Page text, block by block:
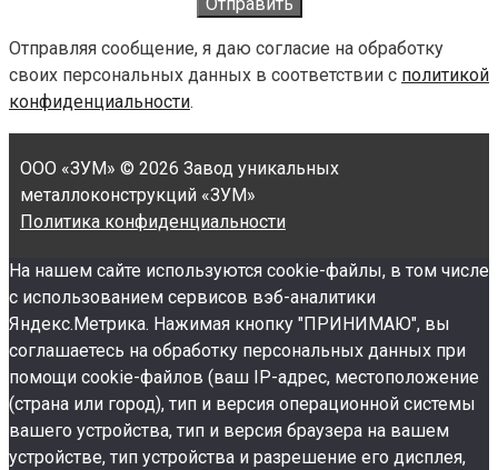
Отправляя сообщение, я даю согласие на обработку
своих персональных данных в соответствии с политикой
конфиденциальности.
ООО «ЗУМ» © 2026 Завод уникальных
металлоконструкций «ЗУМ»
Политика конфиденциальности
На нашем сайте используются cookie-файлы, в том числе
с использованием сервисов вэб-аналитики
Яндекс.Метрика. Нажимая кнопку "ПРИНИМАЮ", вы
соглашаетесь на обработку персональных данных при
помощи cookie-файлов (ваш IP-адрес, местоположение
(страна или город), тип и версия операционной системы
вашего устройства, тип и версия браузера на вашем
устройстве, тип устройства и разрешение его дисплея,